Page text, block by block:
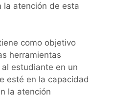
la atención de esta
como objetivo
herramientas
estudiante en un
esté en la capacidad
la atención